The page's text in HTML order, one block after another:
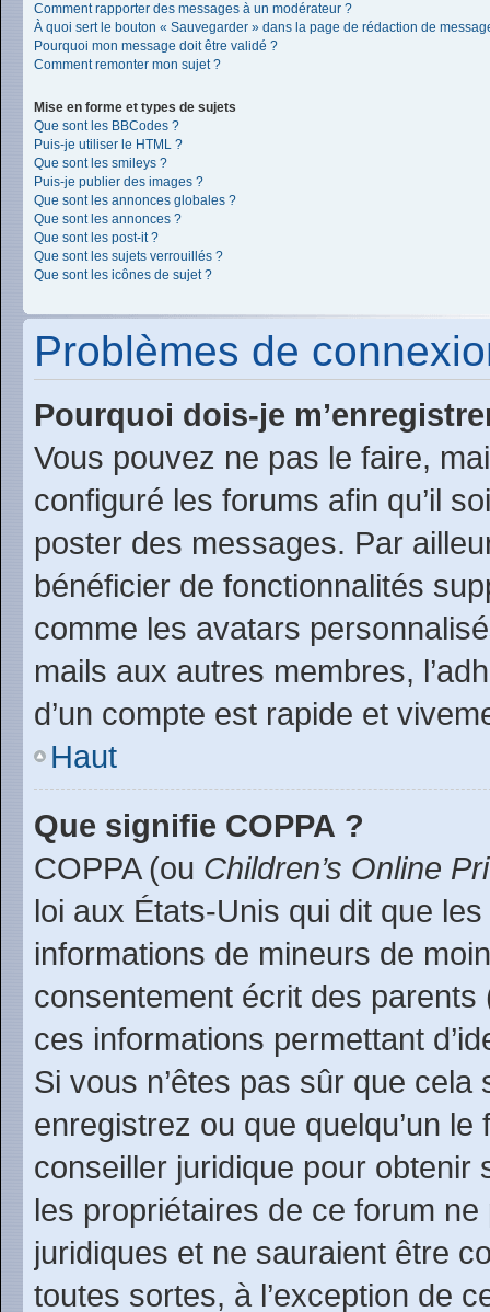
Comment rapporter des messages à un modérateur ?
À quoi sert le bouton « Sauvegarder » dans la page de rédaction de
Pourquoi mon message doit être validé ?
Comment remonter mon sujet ?
Mise en forme et types de sujets
Que sont les BBCodes ?
Puis-je utiliser le HTML ?
Que sont les smileys ?
Puis-je publier des images ?
Que sont les annonces globales ?
Que sont les annonces ?
Que sont les post-it ?
Que sont les sujets verrouillés ?
Que sont les icônes de sujet ?
Problèmes de
Pourquoi dois-je
Vous pouvez ne pas le faire,
configuré les forums afin qu’il
poster des messages. Par
bénéficier de fonctionnalités
comme les avatars
mails aux autres membres,
d’un compte est rapide et
Haut
Que signifie COPPA ?
COPPA (ou Children’s Online
loi aux États-Unis qui dit que
informations de mineurs de
consentement écrit des parents
ces informations permettant
Si vous n’êtes pas sûr que
enregistrez ou que quelqu’un
conseiller juridique pour obtenir
les propriétaires de ce forum
juridiques et ne sauraient être
toutes sortes, à l’exception de